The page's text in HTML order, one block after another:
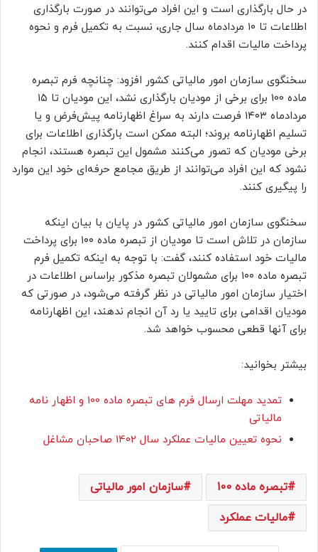
در حال بارگذاری است و این افراد می‌توانند در صورت بارگذاری
اطلاعات تا ۱۰ مردادماه سال جاری، نسبت به تکمیل فرم و نحوه
پرداخت مالیات اقدام کنند.
سخنگوی سازمان امور مالیاتی کشور افزود: چنانچه فرم تبصره
ماده 100 برای برخی از مودیان بارگذاری نشد، این مودیان تا ۱۵
مردادماه ۱۴۰۳ فرصت دارند به سراغ اظهارنامه پیش‌فرض و یا
تسلیم اظهارنامه بروند؛ البته ممکن است بارگذاری اطلاعات برای
برخی مودیان که تصور می‌کنند مشمول این تبصره هستند، انجام
نشود که این افراد می‌توانند از طریق مجامع حرفه‌ای خود این موارد
را پیگیری کنند.
سخنگوی سازمان امور مالیاتی کشور در پایان با بیان اینکه
سازمان در تلاش است تا مودیان از تبصره ماده ۱۰۰ برای پرداخت
مالیات خود استفاده کنند، گفت: با توجه به اینکه تکمیل فرم
تبصره ماده ۱۰۰ برای مشمولان تبصره مذکور براساس اطلاعات در
اختیار سازمان امور مالیاتی در نظر گرفته می‌شود، در صورتی که
مودیان اقدامی برای تایید یا رد آن انجام ندهند، این اظهارنامه
برای آنها قطعی محسوب خواهد شد.
بیشتر بخوانید:
تمدید مهلت ارسال فرم های تبصره ماده 100 و اظهار نامه
مالیاتی
نحوه تعیین مالیات عملکرد سال 1402 صاحبان مشاغل
تبصره ماده 100
سازمان امور مالیاتی
مالیات عملکرد